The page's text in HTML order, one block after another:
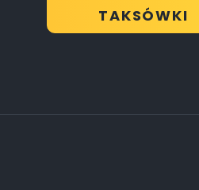
TAKSÓWKI